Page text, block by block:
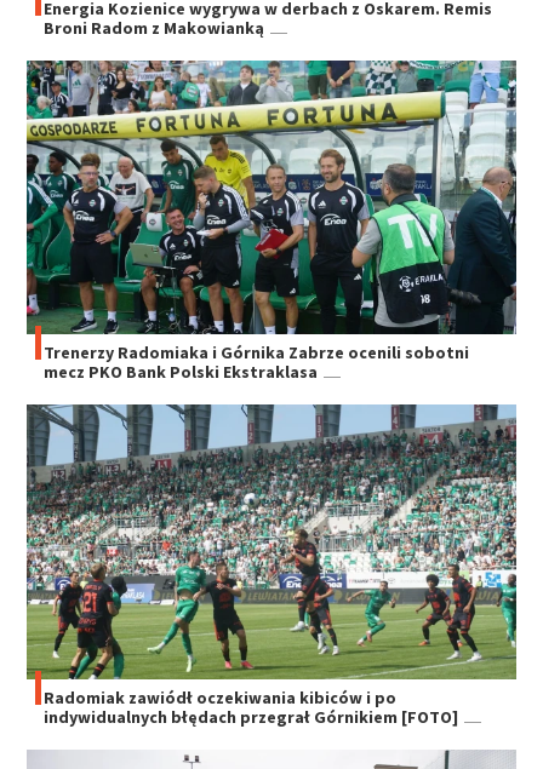
Energia Kozienice wygrywa w derbach z Oskarem. Remis
Broni Radom z Makowianką
Trenerzy Radomiaka i Górnika Zabrze ocenili sobotni
mecz PKO Bank Polski Ekstraklasa
Radomiak zawiódł oczekiwania kibiców i po
indywidualnych błędach przegrał Górnikiem [FOTO]